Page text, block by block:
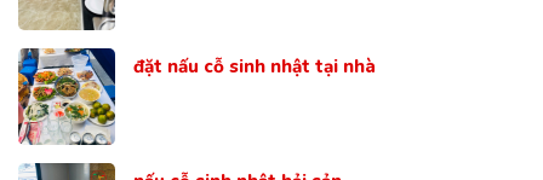
đặt nấu cỗ sinh nhật tại nhà